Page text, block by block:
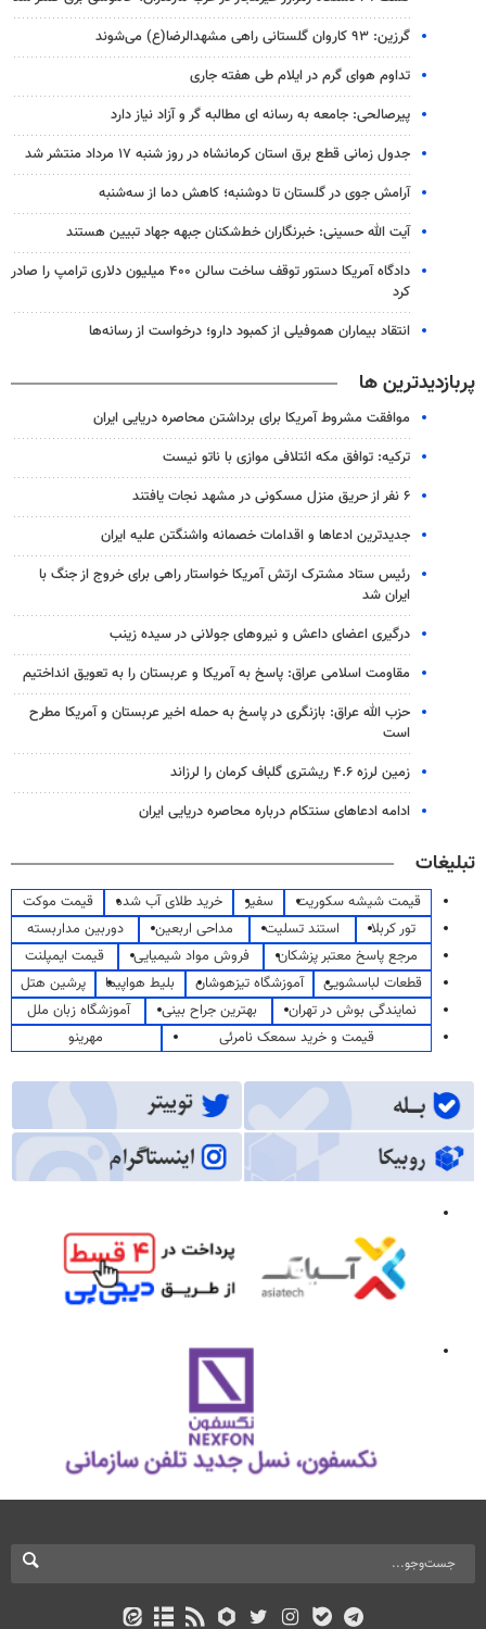
گرزین: ۹۳ کاروان گلستانی راهی مشهدالرضا(ع) می‌شوند
تداوم هوای گرم در ایلام طی هفته جاری
پیرصالحی: جامعه به رسانه ای مطالبه گر و آزاد نیاز دارد
جدول زمانی قطع برق استان کرمانشاه در روز شنبه ۱۷ مرداد منتشر شد
آرامش جوی در گلستان تا دوشنبه؛ کاهش دما از سه‌شنبه
آیت الله حسینی: خبرنگاران خط‌شکنان جبهه جهاد تبیین هستند
دادگاه آمریکا دستور توقف ساخت سالن ۴۰۰ میلیون دلاری ترامپ را صادر
کرد
انتقاد بیماران هموفیلی از کمبود دارو؛ درخواست از رسانه‌ها
پربازدیدترین ها
موافقت مشروط آمریکا برای برداشتن محاصره دریایی ایران
ترکیه: توافق مکه ائتلافی موازی با ناتو نیست
۶ نفر از حریق منزل مسکونی در مشهد نجات یافتند
جدیدترین ادعاها و اقدامات خصمانه واشنگتن علیه ایران
رئیس ستاد مشترک ارتش آمریکا خواستار راهی برای خروج از جنگ با
ایران شد
درگیری اعضای داعش و نیروهای جولانی در سیده زینب
مقاومت اسلامی عراق: پاسخ به آمریکا و عربستان را به تعویق انداختیم
حزب الله عراق: بازنگری در پاسخ به حمله اخیر عربستان و آمریکا مطرح
است
زمین لرزه ۴.۶ ریشتری گلباف کرمان را لرزاند
ادامه ادعاهای سنتکام درباره محاصره دریایی ایران
تبلیغات
قیمت شیشه سکوریت سفیر خرید طلای آب شده
قیمت موکت
تور کربلا
استند تسلیت مداحی اربعین
دوربین مداربسته
مرجع پاسخ معتبر پزشکان
فروش مواد شیمیایی
قیمت ایمپلنت
قطعات لباسشویی
آموزشگاه تیزهوشان بلیط هواپیما
پرشین هتل
نمایندگی بوش در تهران
بهترین جراح بینی
آموزشگاه زبان ملل
قیمت و خرید سمعک نامرئی
مهرینو